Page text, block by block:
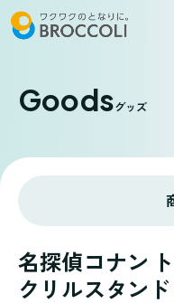
Goodsグッズ
名探偵コナン
クリルスタン